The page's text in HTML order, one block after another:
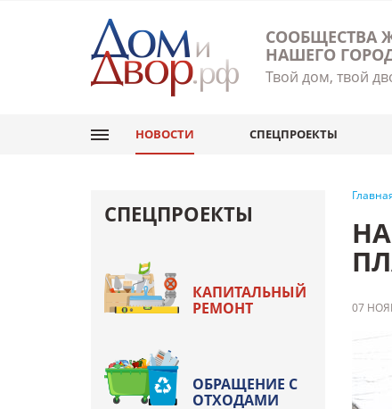
СООБЩЕСТВА
НАШЕГО
Твой дом, твой
НОВОСТИ СПЕЦПРОЕКТЫ
07
СПЕЦПРОЕКТЫ
КАПИТАЛЬНЫЙ
РЕМОНТ
ОБРАЩЕНИЕ С
ОТХОДАМИ